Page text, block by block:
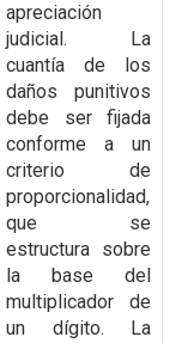
apreciación
judicial. La
cuantía de los
daños punitivos
debe ser fijada
conforme a un
criterio de
proporcionalidad,
que se
estructura sobre
la base del
multiplicador de
un dígito. La